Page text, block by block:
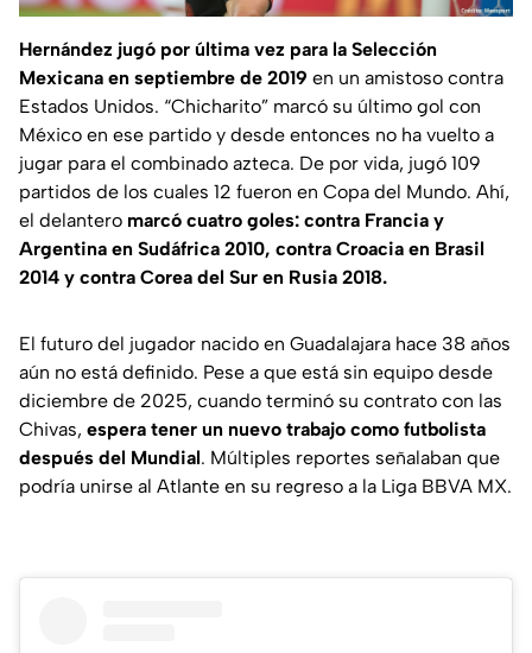
Hernández jugó por última vez para la Selección
Mexicana en septiembre de 2019 en un amistoso contra
Estados Unidos. “Chicharito” marcó su último gol con
México en ese partido y desde entonces no ha vuelto a
jugar para el combinado azteca. De por vida, jugó 109
partidos de los cuales 12 fueron en Copa del Mundo. Ahí,
el delantero marcó cuatro goles: contra Francia y
Argentina en Sudáfrica 2010, contra Croacia en Brasil
2014 y contra Corea del Sur en Rusia 2018.
El futuro del jugador nacido en Guadalajara hace 38 años
aún no está definido. Pese a que está sin equipo desde
diciembre de 2025, cuando terminó su contrato con las
Chivas, espera tener un nuevo trabajo como futbolista
después del Mundial. Múltiples reportes señalaban que
podría unirse al Atlante en su regreso a la Liga BBVA MX.